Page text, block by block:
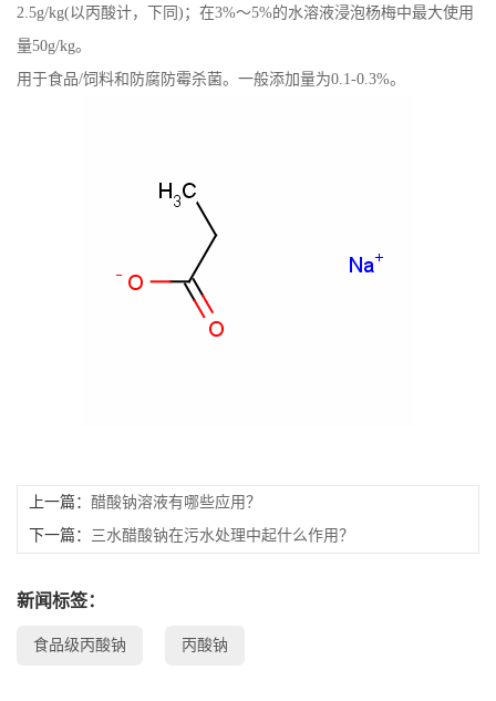
展
在
2.5g/kg(以丙酸计，下同)；在3%～5%的水溶液浸泡杨梅中最大使用
量50g/kg。
用于食品/饲料和防腐防霉杀菌。一般添加量为0.1-0.3%。
上一篇： 醋酸钠溶液有哪些应用？
下一篇： 三水醋酸钠在污水处理中起什么作用？
新闻标签：
食品级丙酸钠 丙酸钠